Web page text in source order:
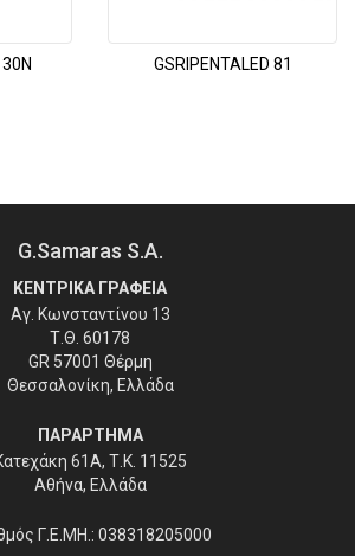
GSRIPENTALED 81
G.Samaras S.A.
ΚΕΝΤΡΙΚΑ ΓΡΑΦΕΙΑ
Αγ. Κωνσταντίνου 13
Τ.Θ. 60178
GR 57001 Θέρμη
Θεσσαλονίκη, Ελλάδα
ΠΑΡΑΡΤΗΜΑ
61Α, Τ.Κ. 11525
Αθήνα, Ελλάδα
Γ.Ε.ΜΗ.: 038318205000